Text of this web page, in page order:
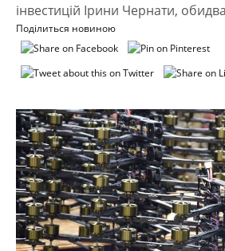
інвестицій Ірини Чернати, обидва
Поділиться новиною